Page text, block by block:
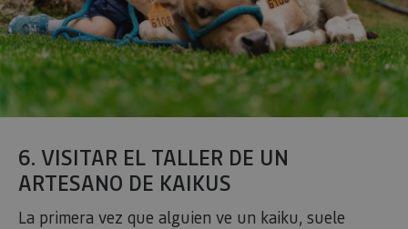
6. VISITAR EL TALLER DE UN
ARTESANO DE KAIKUS
La primera vez que alguien ve un kaiku, suele